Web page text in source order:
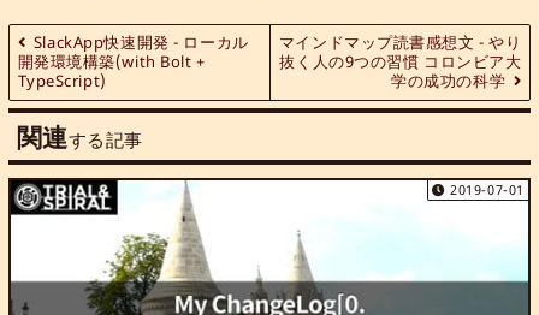
SlackApp快速開発 - ローカル
開発環境構築(with Bolt +
TypeScript)
マインドマップ読書感想文 - やり
抜く人の9つの習慣 コロンビア大
学の成功の科学
関連する記事
2019-07-01